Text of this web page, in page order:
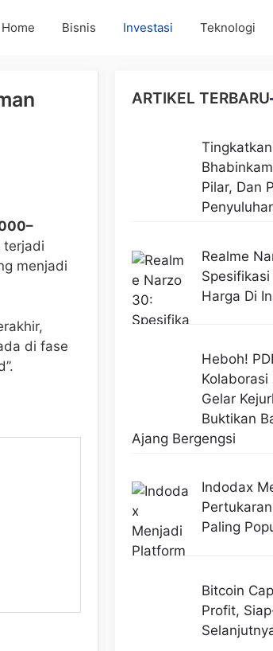
Home Bisnis Investasi Teknologi
terjadi
menjadi
di fase
ARTIKEL TERBARU
Pilar, Dan
Realme
Harga Di
Heboh!
Kolaborasi
Gelar
Buktikan
Ajang Bergengsi
Indodax
Paling
Bitcoin
Profit,